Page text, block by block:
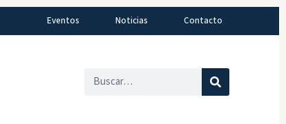
Eventos Noticias Contacto